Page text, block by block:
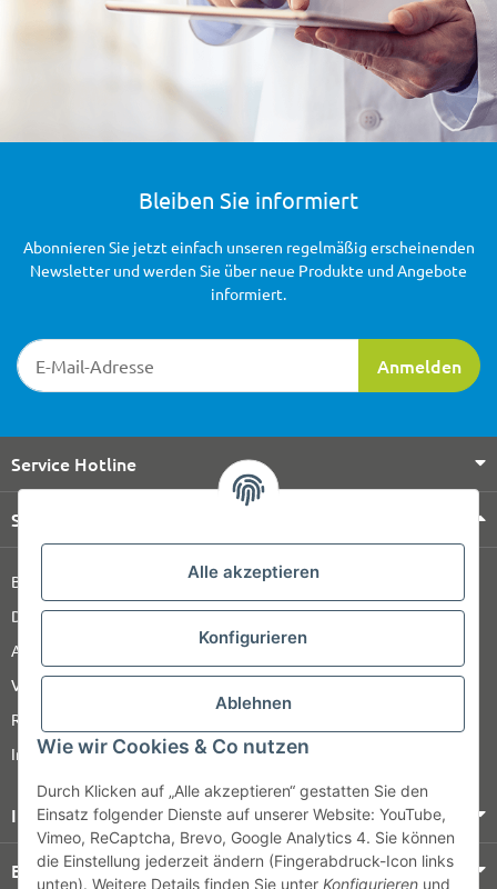
Alle akzeptieren
Konfigurieren
Ablehnen
Wie wir Cookies & Co nutzen
Durch Klicken auf „Alle akzeptieren“ gestatten Sie den
Einsatz folgender Dienste auf unserer Website: YouTube,
Vimeo, ReCaptcha, Brevo, Google Analytics 4. Sie können
die Einstellung jederzeit ändern (Fingerabdruck-Icon links
unten). Weitere Details finden Sie unter Konfigurieren und
Bleiben Sie informiert
Newsletter-Registrierung
Anmelden
Abonnieren Sie jetzt einfach unseren regelmäßig erscheinenden
Newsletter und werden Sie über neue Produkte und Angebote
informiert.
Service Hotline
Shop Service
Barrierefreiheitserklärung
Datenschutz
AGB
Versandinformationen
Retour
Impressum
Informationen
Bezahlung & Versand